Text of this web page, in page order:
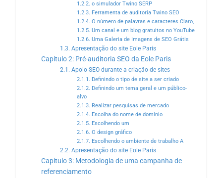
1.2.2. o simulador Twino SERP
1.2.3. Ferramenta de auditoria Twino SEO
1.2.4. O número de palavras e caracteres Claro,
1.2.5. Um canal e um blog gratuitos no YouTube
1.2.6. Uma Galeria de Imagens de SEO Grátis
1.3. Apresentação do site Eole Paris
Capítulo 2: Pré-auditoria SEO da Eole Paris
2.1. Apoio SEO durante a criação de sites
2.1.1. Definindo o tipo de site a ser criado
2.1.2. Definindo um tema geral e um público-
alvo
2.1.3. Realizar pesquisas de mercado
2.1.4. Escolha do nome de domínio
2.1.5. Escolhendo um
2.1.6. O design gráfico
2.1.7. Escolhendo o ambiente de trabalho A
2.2. Apresentação do site Eole Paris
Capítulo 3: Metodologia de uma campanha de
referenciamento